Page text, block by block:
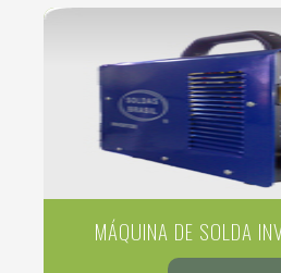
MÁQUINA DE SOLDA